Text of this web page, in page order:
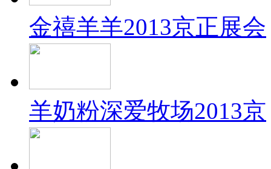
金禧羊羊2013京正展会
羊奶粉深爱牧场2013京